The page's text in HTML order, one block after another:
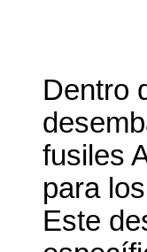
Dentro
fusiles
para
Este